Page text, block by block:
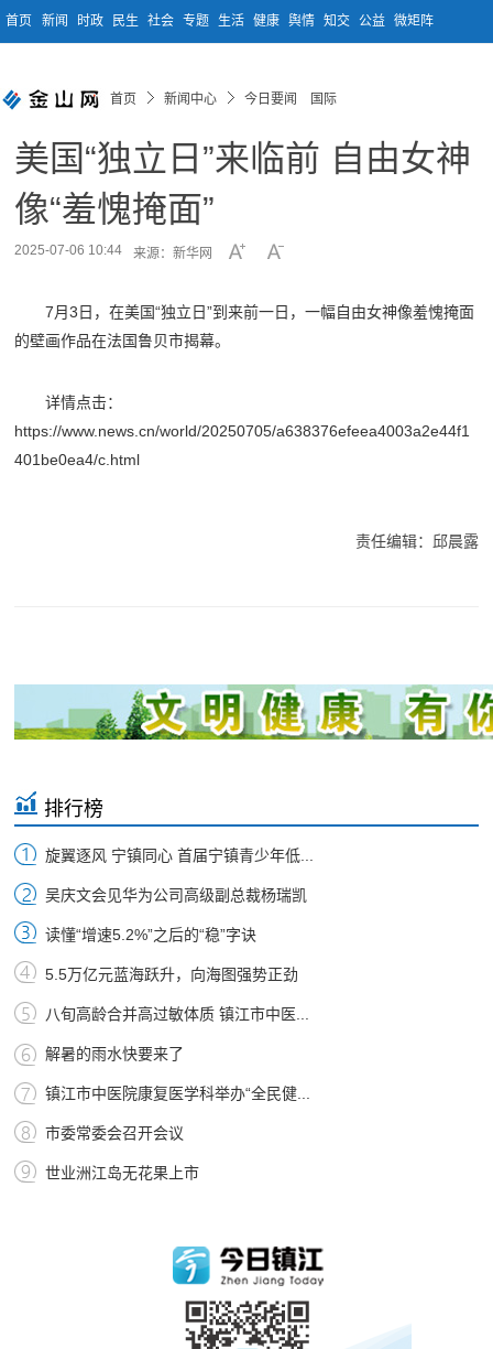
首页 新闻 时政 民生 社会 专题 生活 健康 舆情 知交 公益 微矩阵
首页 新闻中心 今日要闻 国际
美国“独立日”来临前 自由女神
像“羞愧掩面”
2025-07-06 10:44 来源：新华网
7月3日，在美国“独立日”到来前一日，一幅自由女神像羞愧掩面
的壁画作品在法国鲁贝市揭幕。
详情点击：
https://www.news.cn/world/20250705/a638376efeea4003a2e44f1
401be0ea4/c.html
责任编辑：邱晨露
排行榜
旋翼逐风 宁镇同心 首届宁镇青少年低...
吴庆文会见华为公司高级副总裁杨瑞凯
读懂“增速5.2%”之后的“稳”字诀
5.5万亿元蓝海跃升，向海图强势正劲
八旬高龄合并高过敏体质 镇江市中医...
解暑的雨水快要来了
镇江市中医院康复医学科举办“全民健...
市委常委会召开会议
世业洲江岛无花果上市